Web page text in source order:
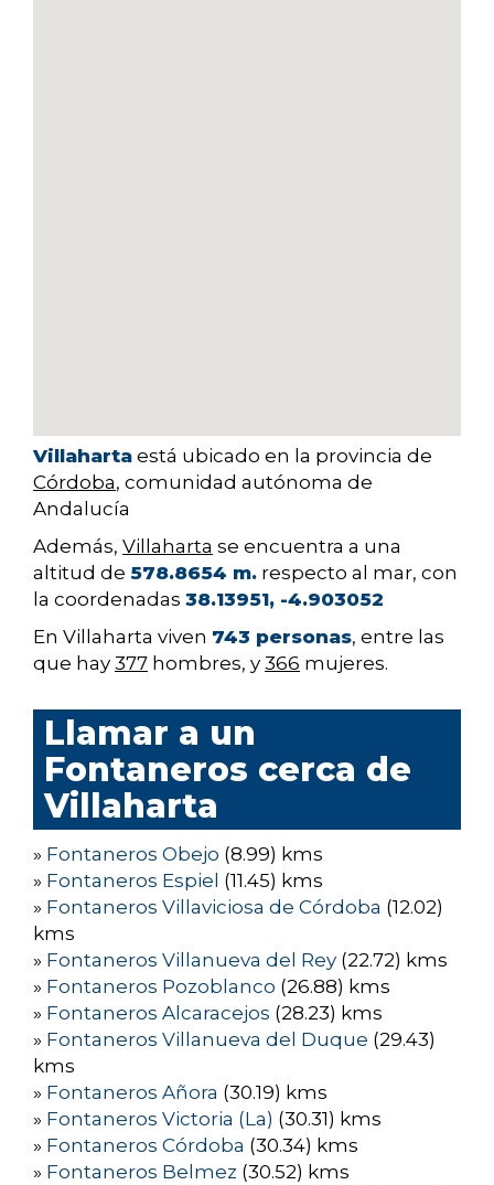
Villaharta está ubicado en la provincia de
Córdoba, comunidad autónoma de
Andalucía
Además, Villaharta se encuentra a una
altitud de 578.8654 m. respecto al mar, con
la coordenadas 38.13951, -4.903052
En Villaharta viven 743 personas, entre las
que hay 377 hombres, y 366 mujeres.
Llamar a un
Fontaneros cerca de
Villaharta
» Fontaneros Obejo (8.99) kms
» Fontaneros Espiel (11.45) kms
» Fontaneros Villaviciosa de Córdoba (12.02)
kms
» Fontaneros Villanueva del Rey (22.72) kms
» Fontaneros Pozoblanco (26.88) kms
» Fontaneros Alcaracejos (28.23) kms
» Fontaneros Villanueva del Duque (29.43)
kms
» Fontaneros Añora (30.19) kms
» Fontaneros Victoria (La) (30.31) kms
» Fontaneros Córdoba (30.34) kms
» Fontaneros Belmez (30.52) kms